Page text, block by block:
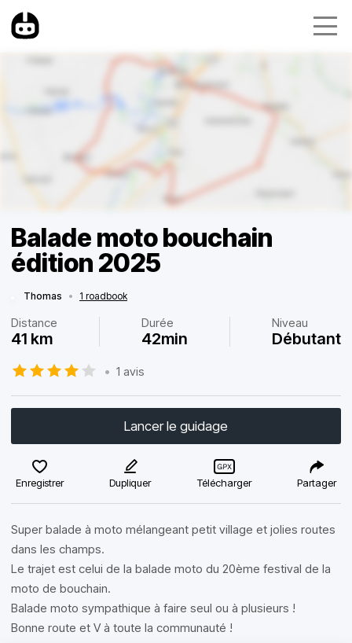
Balade moto bouchain
édition 2025
Thomas • 1 roadbook
Distance
41 km
Durée
42min
Niveau
Débutant
• 1 avis
Lancer le guidage
Enregistrer Dupliquer Télécharger Partager
Super balade à moto mélangeant petit village et jolies routes
dans les champs.
Le trajet est celui de la balade moto du 20ème festival de la
moto de bouchain.
Balade moto sympathique à faire seul ou à plusieurs !
Bonne route et V à toute la communauté !